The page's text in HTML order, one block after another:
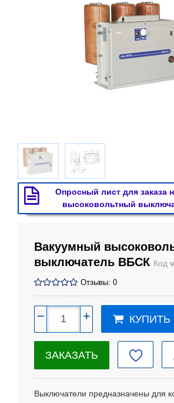
Опросный лист для заказа
высоковольтный
Вакуумный
выключатель ВБСК Код
Отзывы: 0
− + КУПИТЬ
ЗАКАЗАТЬ
Выключатели предназначены для